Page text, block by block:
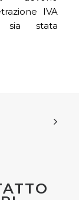
IVA
sia stata